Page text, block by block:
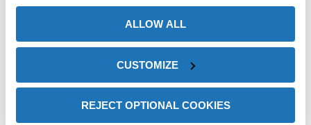
ALLOW ALL
CUSTOMIZE
REJECT OPTIONAL COOKIES